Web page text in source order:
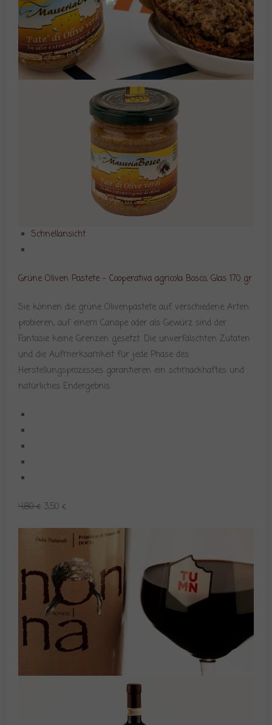
Schnellansicht
Grüne Oliven Pastete – Cooperativa agricola Bosco, Glas 170 gr
Sie können die grüne Olivenpastete auf verschiedene Arten
probieren, auf einem Canape oder als Gewürz sind der
Fantasie keine Grenzen gesetzt. Die unverfälschten Zutaten
und die Aufmerksamkeit für jede Phase des
Herstellungsprozesses garantieren ein schmackhaftes und
natürliches Endergebnis.
4,80 € 3,50 €